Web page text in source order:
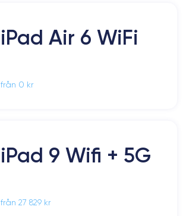
iPad Air 6 WiFi
från 0 kr
iPad 9 Wifi + 5G
från 27 829 kr